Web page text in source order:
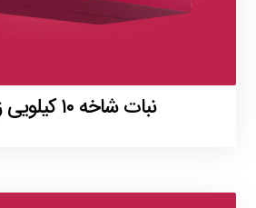
نبات شاخه ۱۰ کیلویی زعفرانی